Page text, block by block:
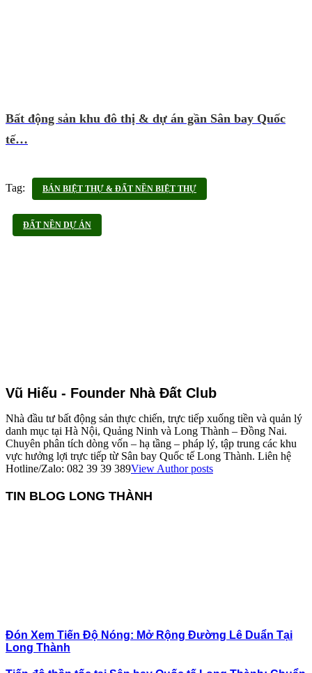
Bất động sản khu đô thị & dự án gần Sân bay Quốc
tế…
Tag: BÁN BIỆT THỰ & ĐẤT NỀN BIỆT THỰ
ĐẤT NỀN DỰ ÁN
Vũ Hiếu - Founder Nhà Đất Club
Nhà đầu tư bất động sản thực chiến, trực tiếp xuống tiền và quản lý
danh mục tại Hà Nội, Quảng Ninh và Long Thành – Đồng Nai.
Chuyên phân tích dòng vốn – hạ tầng – pháp lý, tập trung các khu
vực hưởng lợi trực tiếp từ Sân bay Quốc tế Long Thành. Liên hệ
Hotline/Zalo: 082 39 39 389View Author posts
TIN BLOG LONG THÀNH
Đón Xem Tiến Độ Nóng: Mở Rộng Đường Lê Duẩn Tại
Long Thành